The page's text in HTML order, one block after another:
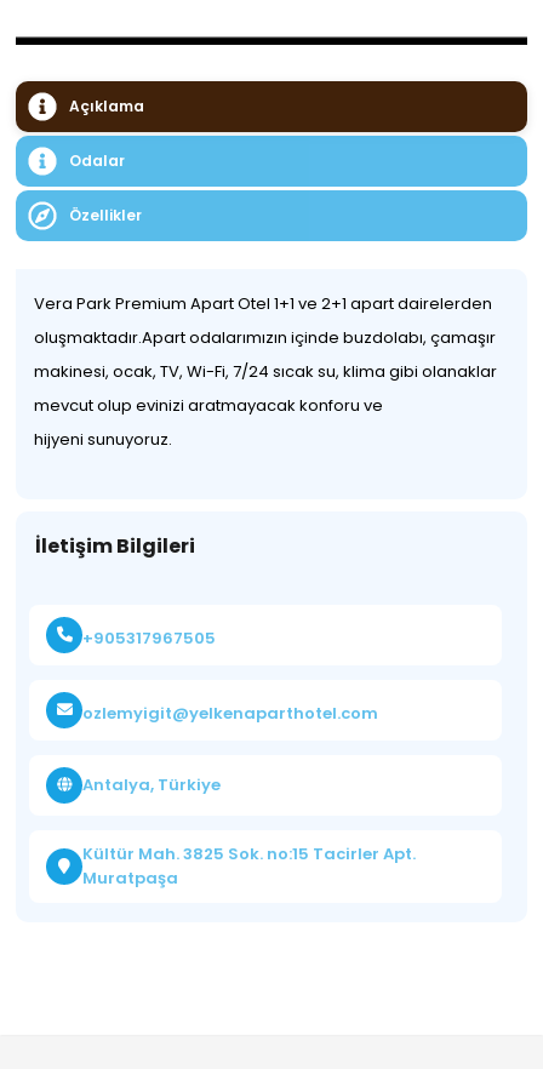
Açıklama
Odalar
Özellikler
Vera Park Premium Apart Otel 1+1 ve 2+1 apart dairelerden
oluşmaktadır.Apart odalarımızın içinde buzdolabı, çamaşır
makinesi, ocak, TV, Wi-Fi, 7/24 sıcak su, klima gibi olanaklar
mevcut olup evinizi aratmayacak konforu ve
hijyeni sunuyoruz.
İletişim Bilgileri
+905317967505
ozlemyigit@yelkenaparthotel.com
Antalya, Türkiye
Kültür Mah. 3825 Sok. no:15 Tacirler Apt.
Muratpaşa